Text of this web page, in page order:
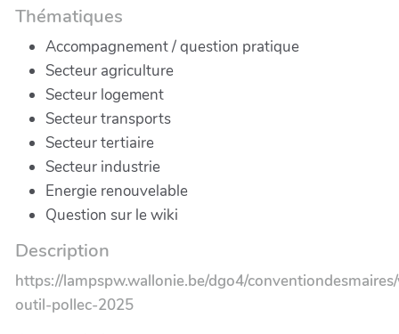
Thématiques
Accompagnement / question pratique
Secteur agriculture
Secteur logement
Secteur transports
Secteur tertiaire
Secteur industrie
Energie renouvelable
Question sur le wiki
Description
https://lampspw.wallonie.be/dgo4/
outil-pollec-2025